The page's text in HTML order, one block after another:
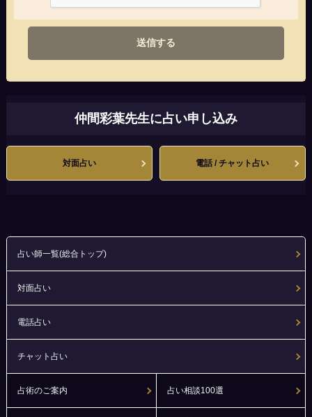
送信する
仲間彩葉先生に占い申し込み
対面占い 電話 / チャット占い
占い師一覧(総合トップ)
対面占い
電話占い
チャット占い
占術のご案内 占い相談100選